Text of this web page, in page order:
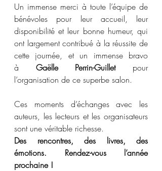
Un immense merci à toute l’équipe de
bénévoles pour leur accueil, leur
disponibilité et leur bonne humeur, qui
ont largement contribué à la réussite de
cette journée, et un immense bravo
à Gaëlle Perrin-Guillet pour
l’organisation de ce superbe salon.
Ces moments d’échanges avec les
auteurs, les lecteurs et les organisateurs
sont une véritable richesse.
Des rencontres, des livres, des
émotions. Rendez-vous l’année
prochaine !